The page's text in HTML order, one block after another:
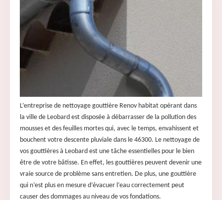
L’entreprise de nettoyage gouttière Renov habitat opérant dans
la ville de Leobard est disposée à débarrasser de la pollution des
mousses et des feuilles mortes qui, avec le temps, envahissent et
bouchent votre descente pluviale dans le 46300. Le nettoyage de
vos gouttières à Leobard est une tâche essentielles pour le bien
être de votre bâtisse. En effet, les gouttières peuvent devenir une
vraie source de problème sans entretien. De plus, une gouttière
qui n’est plus en mesure d’évacuer l’eau correctement peut
causer des dommages au niveau de vos fondations.